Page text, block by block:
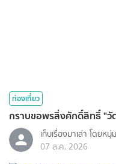
ท่องเที่ยว
กราบขอพรสิ่งศักดิ์สิทธิ์ "วั
เก็บเรื่องมาเล่า โดยห
07 ส.ค. 2026